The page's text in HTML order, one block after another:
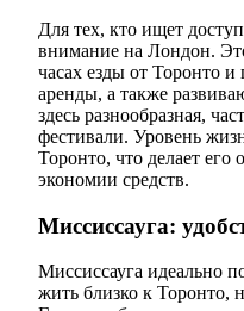
Для тех, кто ищет
внимание на Лондон.
часах езды от Торонто
аренды, а также
здесь разнообразная,
фестивали. Уровень
Торонто, что делает
экономии средств.
Миссиссауга:
Миссиссауга идеально
жить близко к Торонто,